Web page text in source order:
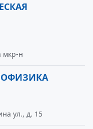
мкр-н
ул., д. 15